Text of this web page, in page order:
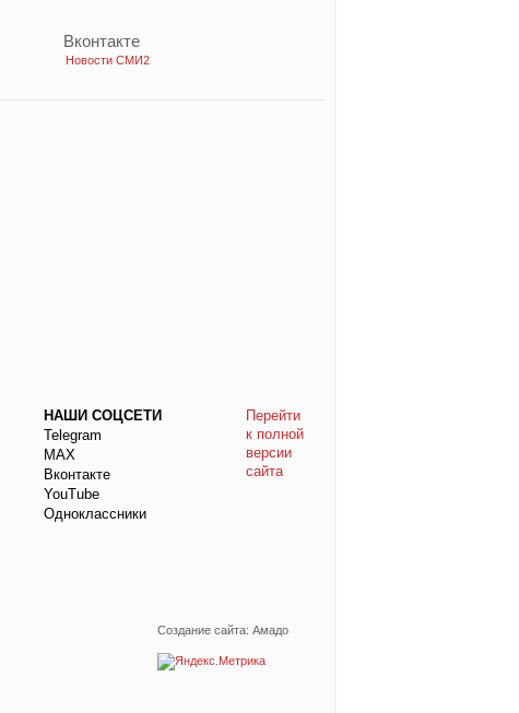
Вконтакте
Новости СМИ2
НАШИ СОЦСЕТИ
Telegram
МАХ
Вконтакте
YouTube
Одноклассники
Перейти
к полной
версии
сайта
Создание сайта: Амадо